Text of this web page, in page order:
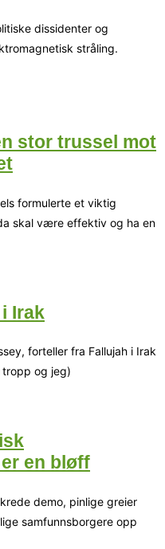
dissidenter og
stråling.
stor trussel mot
formulerte et viktig
skal være effektiv og ha en
Irak
forteller fra Fallujah i Irak
og jeg)
en bløff
demo, pinlige greier
samfunnsborgere opp